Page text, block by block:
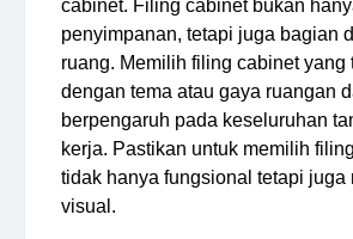
cabinet. Filing cabinet bukan
penyimpanan, tetapi juga bagian
ruang. Memilih filing cabinet yang
dengan tema atau gaya ruangan
berpengaruh pada keseluruhan
kerja. Pastikan untuk memilih
tidak hanya fungsional tetapi juga
visual.